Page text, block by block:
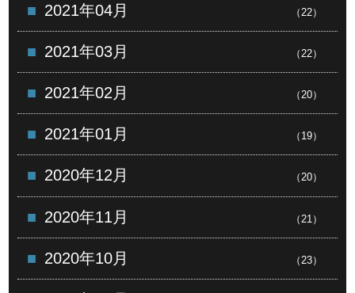
2021年04月 （22）
2021年03月 （22）
2021年02月 （20）
2021年01月 （19）
2020年12月 （20）
2020年11月 （21）
2020年10月 （23）